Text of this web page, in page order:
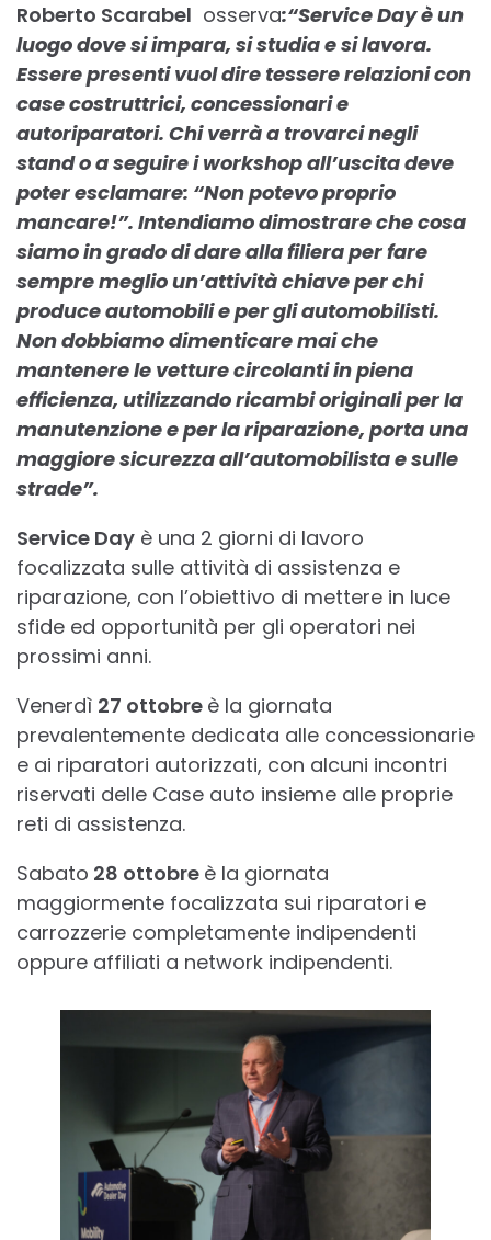
Roberto Scarabel osserva:“Service Day è un
luogo dove si impara, si studia e si lavora.
Essere presenti vuol dire tessere relazioni con
case costruttrici, concessionari e
autoriparatori. Chi verrà a trovarci negli
stand o a seguire i workshop all’uscita deve
poter esclamare: “Non potevo proprio
mancare!”. Intendiamo dimostrare che cosa
siamo in grado di dare alla filiera per fare
sempre meglio un’attività chiave per chi
produce automobili e per gli automobilisti.
Non dobbiamo dimenticare mai che
mantenere le vetture circolanti in piena
efficienza, utilizzando ricambi originali per la
manutenzione e per la riparazione, porta una
maggiore sicurezza all’automobilista e sulle
strade”.
Service Day è una 2 giorni di lavoro
focalizzata sulle attività di assistenza e
riparazione, con l’obiettivo di mettere in luce
sfide ed opportunità per gli operatori nei
prossimi anni.
Venerdì 27 ottobre è la giornata
prevalentemente dedicata alle concessionarie
e ai riparatori autorizzati, con alcuni incontri
riservati delle Case auto insieme alle proprie
reti di assistenza.
Sabato 28 ottobre è la giornata
maggiormente focalizzata sui riparatori e
carrozzerie completamente indipendenti
oppure affiliati a network indipendenti.